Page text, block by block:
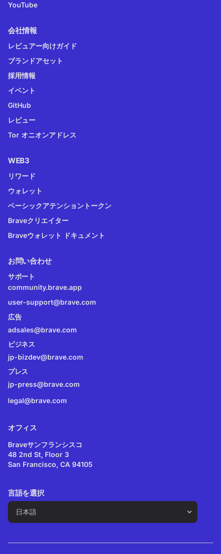
YouTube
会社情報
レビュアー向けガイド
ブランドアセット
採用情報
イベント
GitHub
レビュー
Tor オニオンアドレス
WEB3
リワード
ウォレット
ベーシックアテンショントークン
Braveクリエイター
Braveウォレット ドキュメント
お問い合わせ
サポート
community.brave.app
user-support@brave.com
広告
adsales@brave.com
ビジネス
jp-bizdev@brave.com
プレス
jp-press@brave.com
legal@brave.com
オフィス
Braveサンフランシスコ
48 2nd St, Floor 3
San Francisco, CA 94105
言語を選択